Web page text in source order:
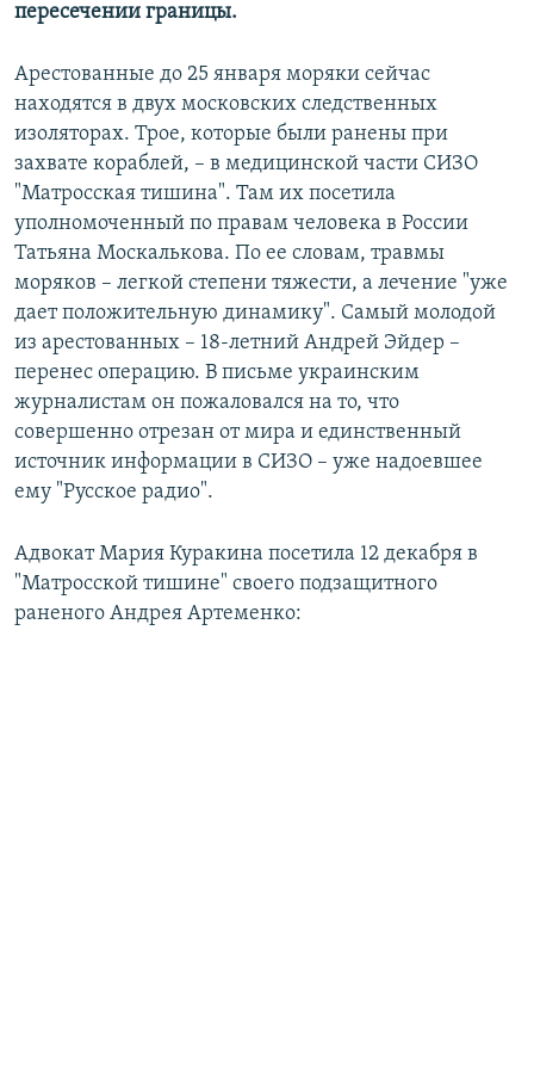
пересечении границы.
Арестованные до 25 января моряки сейчас
находятся в двух московских следственных
изоляторах. Трое, которые были ранены при
захвате кораблей, – в медицинской части СИЗО
"Матросская тишина". Там их посетила
уполномоченный по правам человека в России
Татьяна Москалькова. По ее словам, травмы
моряков – легкой степени тяжести, а лечение "уже
дает положительную динамику". Самый молодой
из арестованных – 18-летний Андрей Эйдер –
перенес операцию. В письме украинским
журналистам он пожаловался на то, что
совершенно отрезан от мира и единственный
источник информации в СИЗО – уже надоевшее
ему "Русское радио".
Адвокат Мария Куракина посетила 12 декабря в
"Матросской тишине" своего подзащитного
раненого Андрея Артеменко: